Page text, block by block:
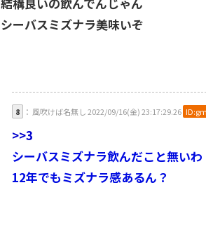
シーバスミズナラ美味いぞ
8 ： 風吹けば名無し 2022/09/16(金) 23:17:29.26
>>3
シーバスミズナラ飲んだこと無いわ
12年でもミズナラ感あるん？